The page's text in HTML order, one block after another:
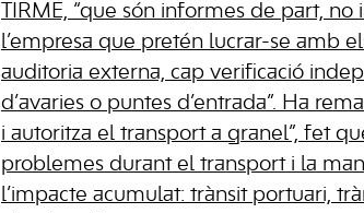
TIRME, “que són informes de part,
l’empresa que pretén lucrar-se amb
auditoria externa, cap verificació
d’avaries o puntes d’entrada”. Ha
i autoritza el transport a granel”, fet
problemes durant el transport i la
l’impacte acumulat: trànsit portuari,